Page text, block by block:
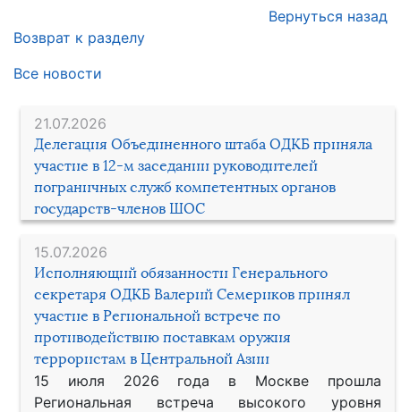
21.07.2026
Делегация Объединенного штаба ОДКБ приняла
участие в 12-м заседании руководителей
пограничных служб компетентных органов
государств-членов ШОС
15.07.2026
Исполняющий обязанности Генерального
секретаря ОДКБ Валерий Семериков принял
участие в Региональной встрече по
противодействию поставкам оружия
террористам в Центральной Азии
15 июля 2026 года в Москве прошла
Региональная встреча высокого уровня
Вернуться назад
Возврат к разделу
Все новости